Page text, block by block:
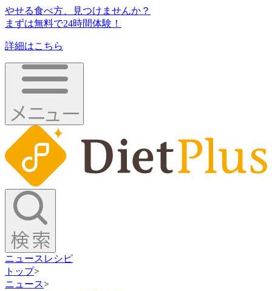
やせる食べ方、見つけませんか？
まずは無料で24時間体験！
詳細はこちら
ニュース レシピ
トップ>
ニュース>